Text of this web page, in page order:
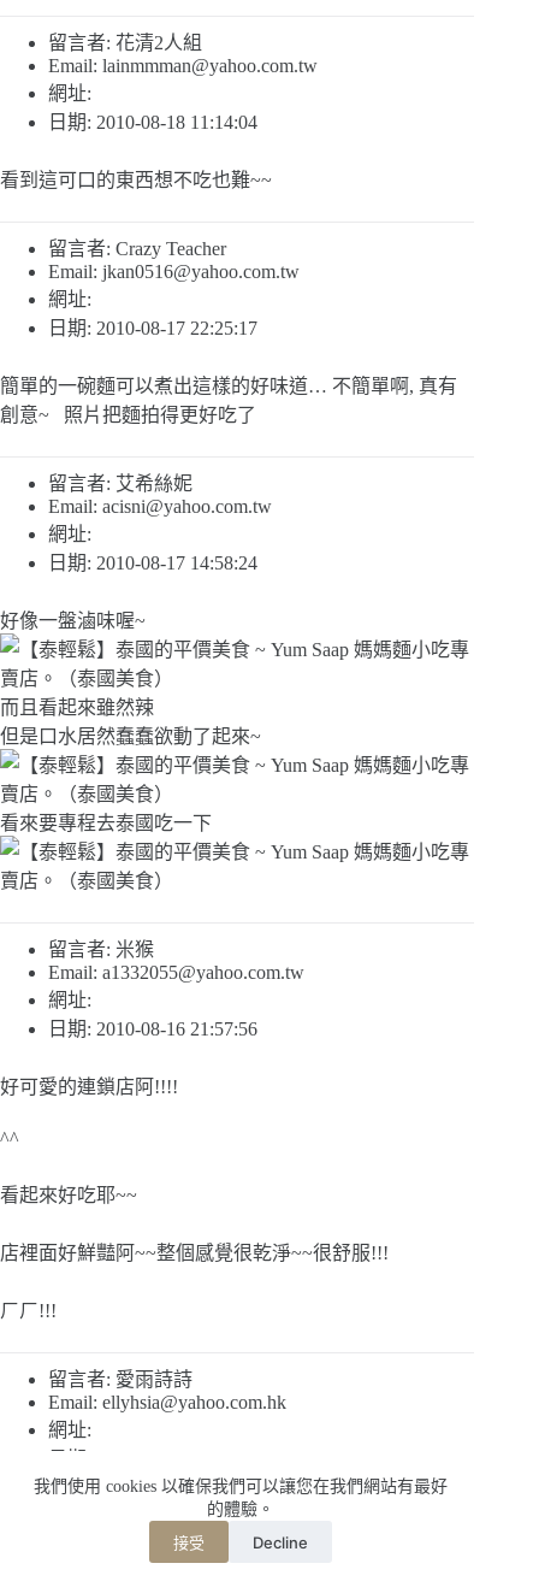
我們使用 cookies 以確保我們可以讓您在我們網站有最好
的體驗。
接受 Decline
留言者: 花清2人組
Email: lainmmman@yahoo.com.tw
網址:
日期: 2010-08-18 11:14:04
看到這可口的東西想不吃也難~~
留言者: Crazy Teacher
Email: jkan0516@yahoo.com.tw
網址:
日期: 2010-08-17 22:25:17
簡單的一碗麵可以煮出這樣的好味道… 不簡單啊, 真有
創意~ 照片把麵拍得更好吃了
留言者: 艾希絲妮
Email: acisni@yahoo.com.tw
網址:
日期: 2010-08-17 14:58:24
好像一盤滷味喔~
而且看起來雖然辣
但是口水居然蠢蠢欲動了起來~
看來要專程去泰國吃一下
留言者: 米猴
Email: a1332055@yahoo.com.tw
網址:
日期: 2010-08-16 21:57:56
好可愛的連鎖店阿!!!!
^^
看起來好吃耶~~
店裡面好鮮豔阿~~整個感覺很乾淨~~很舒服!!!
ㄏㄏ!!!
留言者: 愛雨詩詩
Email: ellyhsia@yahoo.com.hk
網址: